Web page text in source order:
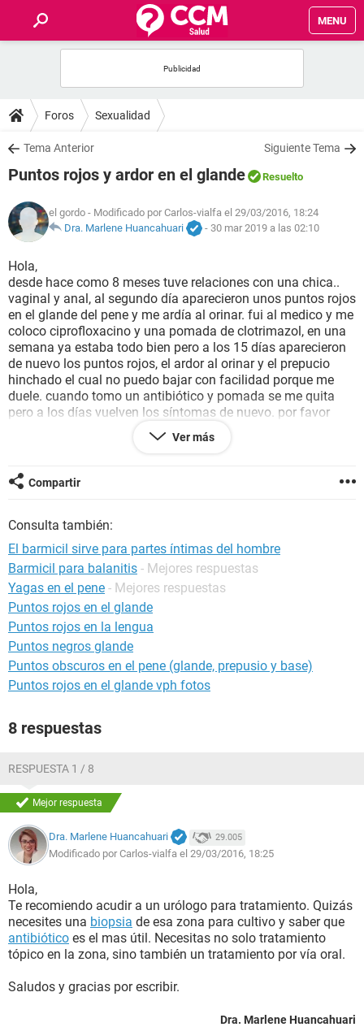
MENU
FOROS
SALUD
NUTRICIÓN
BIENESTAR
SEXUALIDAD
GLOSARIO
Foros Sexualidad
Tema Anterior Siguiente Tema
Puntos rojos y ardor en el glande Resuelto
el gordo - Modificado por Carlos-vialfa el 29/03/2016, 18:24
Dra. Marlene Huancahuari
- 30 mar 2019 a las 02:10
Hola,
desde hace como 8 meses tuve relaciones con una chica..
vaginal y anal, al segundo día aparecieron unos puntos rojos
en el glande del pene y me ardía al orinar. fui al medico y me
coloco ciprofloxacino y una pomada de clotrimazol, en una
semana ya estaba todo bien pero a los 15 días aparecieron
de nuevo los puntos rojos, el ardor al orinar y el prepucio
hinchado el cual no puedo bajar con facilidad porque me
duele. cuando tomo un antibiótico y pomada se me quita
pero a los días vuelven los síntomas de nuevo. por favor
diganme que es lo que tengo y que debo tomar o
inyectarme. ya han pasado 8 meses y las molestias se
Ver más
Compartir
Consulta también:
El barmicil sirve para partes íntimas del hombre
Barmicil para balanitis - Mejores respuestas
Yagas en el pene - Mejores respuestas
Puntos rojos en el glande
Puntos rojos en la lengua
Puntos negros glande
Puntos obscuros en el pene (glande, prepusio y base)
Puntos rojos en el glande vph fotos
8 respuestas
RESPUESTA 1 / 8
Mejor respuesta
Dra. Marlene Huancahuari 29.005
Modificado por Carlos-vialfa el 29/03/2016, 18:25
Hola,
Te recomiendo acudir a un urólogo para tratamiento. Quizás
necesites una biopsia de esa zona para cultivo y saber que
antibiótico es el mas útil. Necesitas no solo tratamiento
tópico en la zona, sino también un tratamiento por vía oral.
Saludos y gracias por escribir.
Dra. Marlene Huancahuari